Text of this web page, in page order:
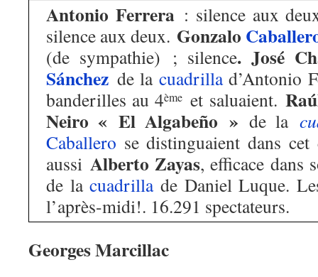
Antonio Ferrera: silence aux
silence aux deux. Gonzalo
(de sympathie) ; silence. José
Sánchez de la cuadrillad’Antonio
banderilles au 4ème et saluaient.
Neiro « El Algabeño »de la
Caballero se distinguaient dans
aussiAlberto Zayas, efficace dans
de lacuadrillade Daniel Luque.
l’après-midi!. 16.291 spectateurs.
Georges Marcillac